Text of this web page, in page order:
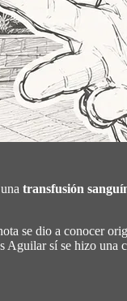
transfusión
se dio a conocer
Aguilar sí se hizo una